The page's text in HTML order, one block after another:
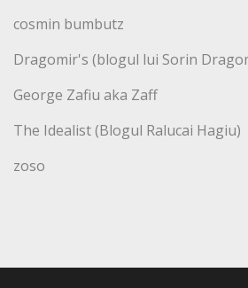
cosmin bumbutz
Dragomir's (blogul lui Sorin
George Zafiu aka Zaff
The Idealist (Blogul Ralucai Hagiu)
zoso